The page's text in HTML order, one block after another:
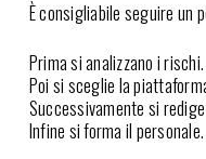
È consigliabile seguire un
Prima si analizzano i rischi.
Poi si sceglie la
Successivamente si
Infine si forma il personale.